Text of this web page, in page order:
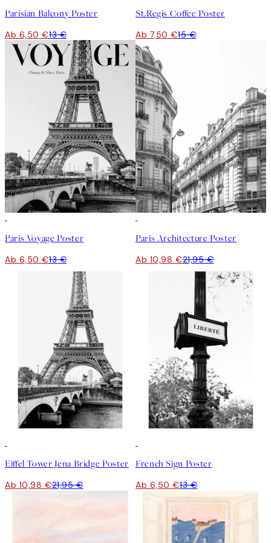
Parisian Balcony Poster
Ab 6,50 €13 €
St.Regis Coffee Poster
Ab 7,50 €15 €
Paris Voyage Poster
Ab 6,50 €13 €
Paris Architecture Poster
Ab 10,98 €21,95 €
Eiffel Tower Jena Bridge Poster
Ab 10,98 €21,95 €
French Sign Poster
Ab 6,50 €13 €